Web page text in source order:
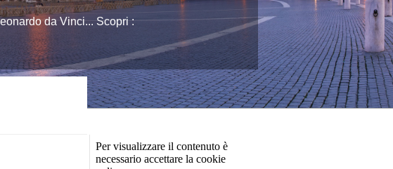
da Vinci... Scopri :